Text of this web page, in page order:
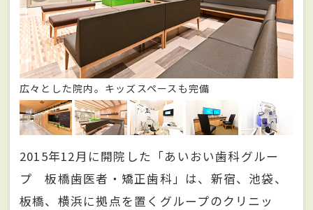
広々とした院内。キッズスペースも完備
2015年12月に開院した「あいおい歯科グルー
プ 板橋歯医者・矯正歯科」は、新宿、池袋、
板橋、横浜に拠点を置くグループのクリニッ